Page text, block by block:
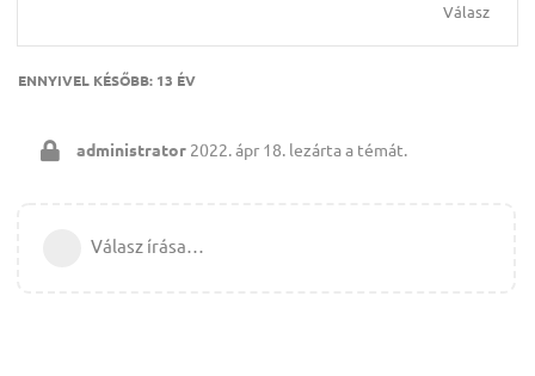
Válasz
ENNYIVEL KÉSŐBB: 13 ÉV
administrator 2022. ápr 18. lezárta a témát.
Válasz írása…